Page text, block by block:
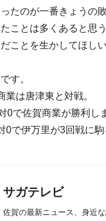
たのが一番きょうの
ことは多くあると思
ことを生かしてほしい
す。
業は唐津東と対戦。
0で佐賀商業が勝利し
0で伊万里が3回戦に駒
サガテレビ
佐賀の最新ニュース、身近